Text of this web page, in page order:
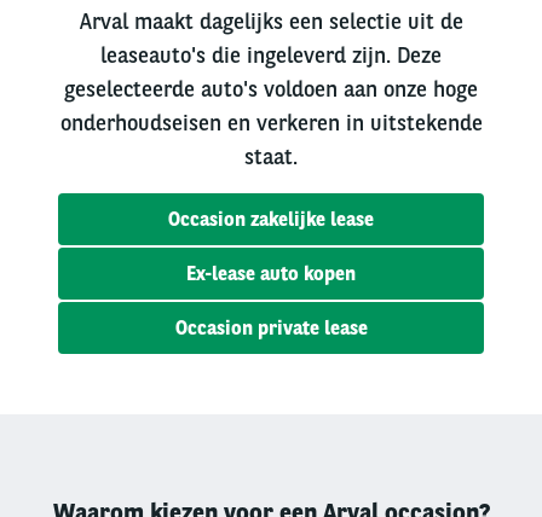
Arval maakt dagelijks een selectie uit de
leaseauto's die ingeleverd zijn. Deze
geselecteerde auto's voldoen aan onze hoge
onderhoudseisen en verkeren in uitstekende
staat.
Occasion zakelijke lease
Ex-lease auto kopen
Occasion private lease